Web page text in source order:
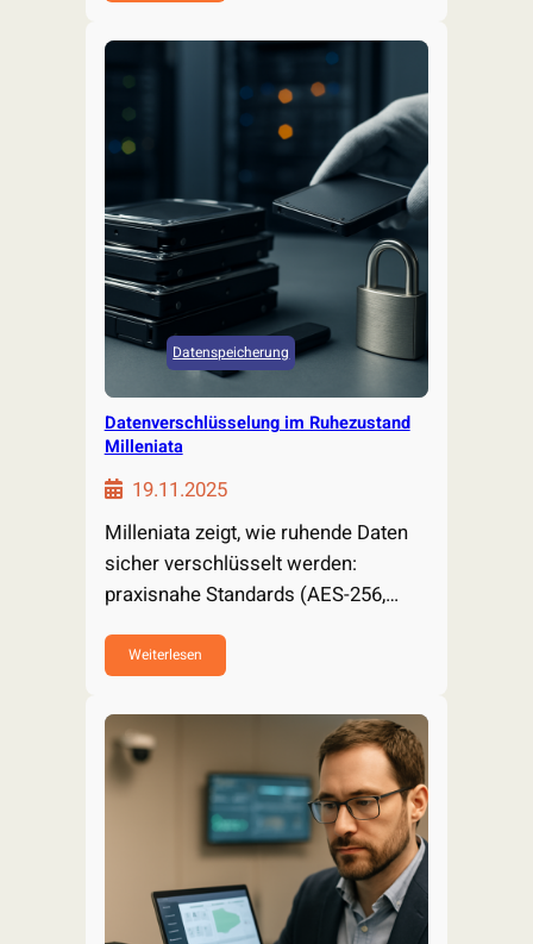
Datenspeicherung
Datenverschlüsselung im Ruhezustand
Milleniata
19.11.2025
Milleniata zeigt, wie ruhende Daten
sicher verschlüsselt werden:
praxisnahe Standards (AES-256,
Lösungen…
Weiterlesen